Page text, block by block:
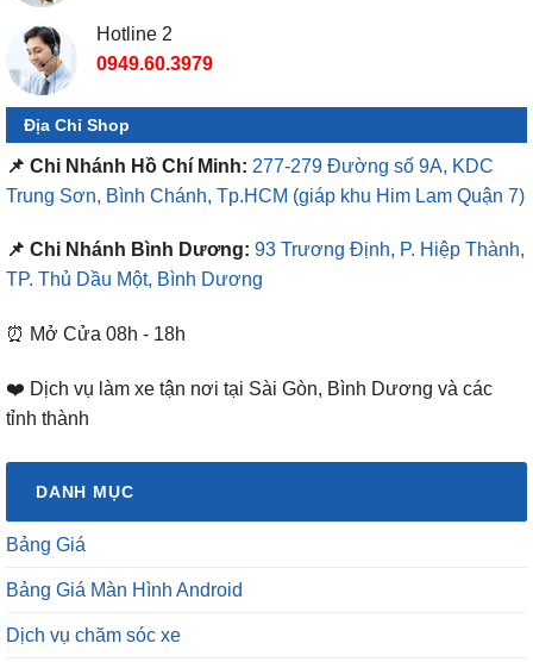
Hotline 2
0949.60.3979
Địa Chỉ Shop
📌 Chi Nhánh Hồ Chí Minh: 277-279 Đường số 9A, KDC
Trung Sơn, Bình Chánh, Tp.HCM (giáp khu Him Lam Quận 7)
📌 Chi Nhánh Bình Dương: 93 Trương Định, P. Hiệp Thành,
TP. Thủ Dầu Một, Bình Dương
⏰ Mở Cửa 08h - 18h
❤️ Dịch vụ làm xe tận nơi tại Sài Gòn, Bình Dương và các
tỉnh thành
DANH MỤC
Bảng Giá
Bảng Giá Màn Hình Android
Dịch vụ chăm sóc xe